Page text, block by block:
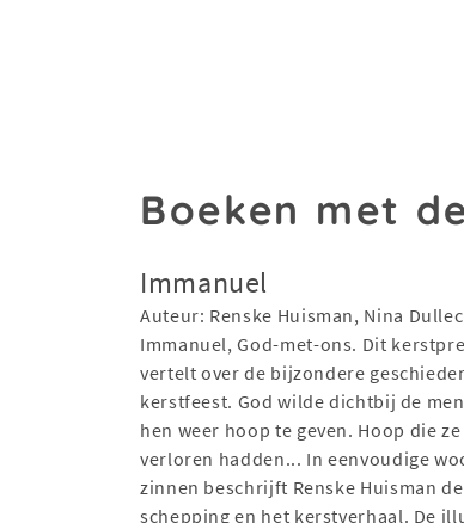
Boeken met
Immanuel
Auteur: Renske Huisman, Nina
Immanuel, God-met-ons. Dit
vertelt over de bijzondere
kerstfeest. God wilde dichtbij de
hen weer hoop te geven. Hoop die
verloren hadden... In eenvoudige
zinnen beschrijft Renske Huisman
schepping en het kerstverhaal. De